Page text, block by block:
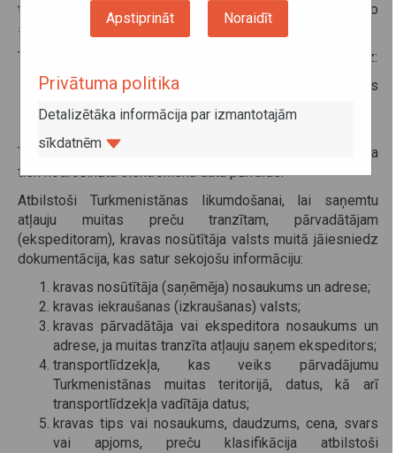
teritoriju, jādeklarē izmantojot nacionālo elektronisko
sistēmu.
Transporta operatori var izmantot pakalpojumus ko sniedz:
muitas pakalpojumu brokeri, kas atrodas
robežšķērsošanas vietās;
iekšzemes muitas punktos.
TIR karnete vēl joprojām tiks pieņemta, pie nosacījuma, ka
tiek nodrošināta elektroniska datu pārraide.
Atbilstoši Turkmenistānas likumdošanai, lai saņemtu
atļauju muitas preču tranzītam, pārvadātājam
(ekspeditoram), kravas nosūtītāja valsts muitā jāiesniedz
dokumentācija, kas satur sekojošu informāciju:
kravas nosūtītāja (saņēmēja) nosaukums un adrese;
kravas iekraušanas (izkraušanas) valsts;
kravas pārvadātāja vai ekspeditora nosaukums un
adrese, ja muitas tranzīta atļauju saņem ekspeditors;
transportlīdzekļa, kas veiks pārvadājumu
Turkmenistānas muitas teritorijā, datus, kā arī
transportlīdzekļa vadītāja datus;
kravas tips vai nosaukums, daudzums, cena, svars
vai apjoms, preču klasifikācija atbilstoši
Apstiprināt Noraidīt
Privātuma politika
Detalizētāka informācija par izmantotajām
sīkdatnēm